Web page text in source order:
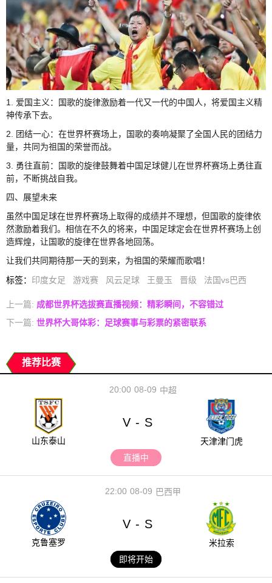
1. 爱国主义：国歌的旋律激励着一代又一代的中国人，将爱国主义精
神传承下去。
2. 团结一心：在世界杯赛场上，国歌的奏响凝聚了全国人民的团结力
量，共同为祖国的荣誉而战。
3. 勇往直前：国歌的旋律鼓舞着中国足球健儿在世界杯赛场上勇往直
前，不断挑战自我。
四、展望未来
虽然中国足球在世界杯赛场上取得的成绩并不理想，但国歌的旋律依
然激励着我们。相信在不久的将来，中国足球定会在世界杯赛场上创
造辉煌，让国歌的旋律在世界各地回荡。
让我们共同期待那一天的到来，为祖国的荣耀而歌唱！
标签： 印度女足 游戏赛 风云足球 王曼玉 晋级 法国vs巴西
上一篇: 成都世界杯选拔赛直播视频：精彩瞬间，不容错过
下一篇: 世界杯大哥体彩：足球赛事与彩票的紧密联系
推荐比赛
08-09
20:00 中超
山东泰山
V - S
天津津门虎
直播中
08-09
22:00 巴西甲
克鲁塞罗
V - S
米拉索
即将开始